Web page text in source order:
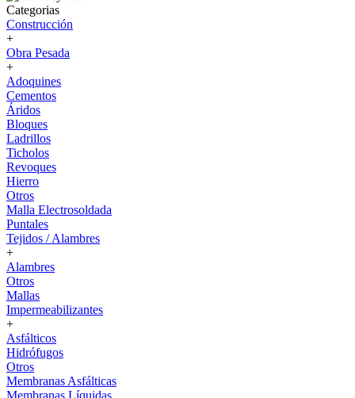
Categorias
Construcción
+
Obra Pesada
+
Adoquines
Cementos
Áridos
Bloques
Ladrillos
Ticholos
Revoques
Hierro
Otros
Malla Electrosoldada
Puntales
Tejidos / Alambres
+
Alambres
Otros
Mallas
Impermeabilizantes
+
Asfálticos
Hidrófugos
Otros
Membranas Asfálticas
Membranas Líquidas